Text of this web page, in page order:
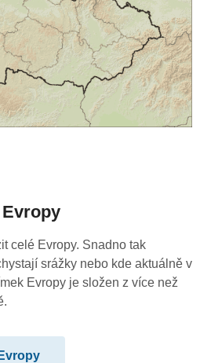
celé Evropy. Snadno tak
srážky nebo kde aktuálně v
Evropy je složen z více než